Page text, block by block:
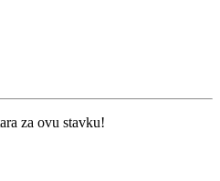
za ovu stavku!